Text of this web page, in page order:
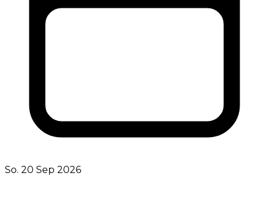
So. 20 Sep 2026